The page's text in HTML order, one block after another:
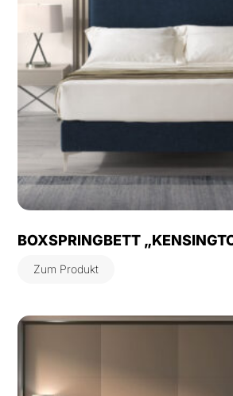
BOXSPRINGBETT
Zum Produkt